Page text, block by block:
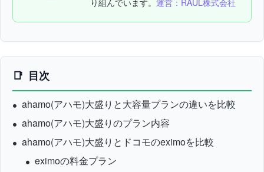
り組んでいます。 運営：RAUL株式会社
目次
ahamo(アハモ)大盛りと大容量プランの違いを比較
ahamo(アハモ)大盛りのプラン内容
ahamo(アハモ)大盛りとドコモのeximoを比較
eximoの料金プラン